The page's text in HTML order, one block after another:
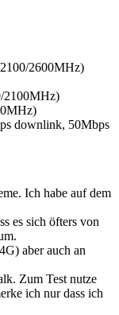
2600MHz)
2100MHz)
downlink, 50Mbps
Ich habe auf dem
es sich öfters von
aber auch an
Zum Test nutze
ich nur dass ich